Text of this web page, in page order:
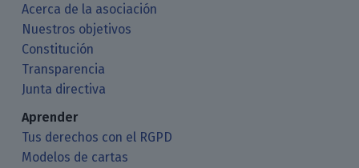
Acerca de la asociación
Nuestros objetivos
Constitución
Transparencia
Junta directiva
Aprender
Tus derechos con el RGPD
Modelos de cartas